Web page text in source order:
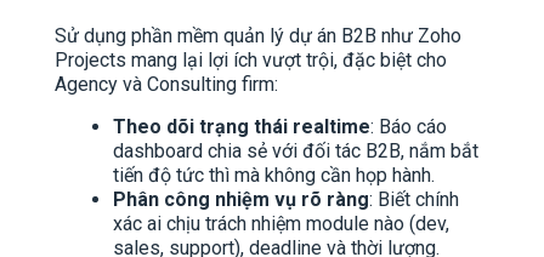
Sử dụng phần mềm quản lý dự án B2B như Zoho
Projects mang lại lợi ích vượt trội, đặc biệt cho
Agency và Consulting firm:
Theo dõi trạng thái realtime: Báo cáo
dashboard chia sẻ với đối tác B2B, nắm bắt
tiến độ tức thì mà không cần họp hành.
Phân công nhiệm vụ rõ ràng: Biết chính
xác ai chịu trách nhiệm module nào (dev,
sales, support), deadline và thời lượng.